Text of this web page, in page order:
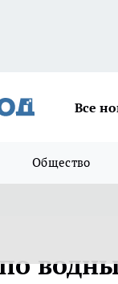
Все
Общество